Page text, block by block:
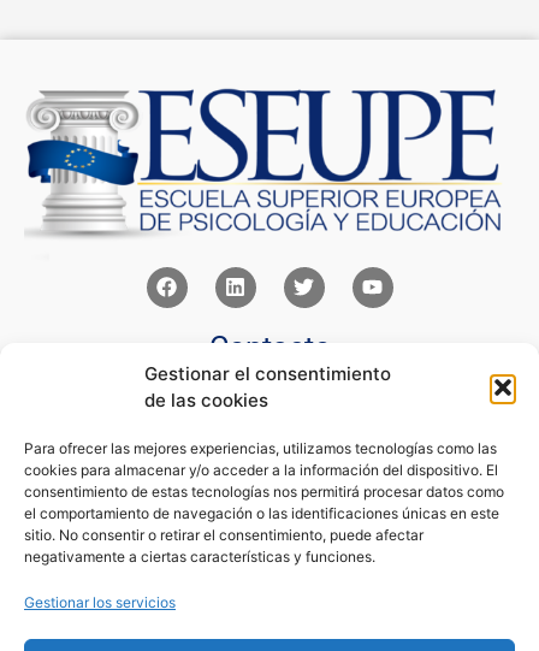
Gestionar el consentimiento
de las cookies
Para ofrecer las mejores experiencias, utilizamos tecnologías como las
cookies para almacenar y/o acceder a la información del dispositivo. El
consentimiento de estas tecnologías nos permitirá procesar datos como
el comportamiento de navegación o las identificaciones únicas en este
sitio. No consentir o retirar el consentimiento, puede afectar
negativamente a ciertas características y funciones.
Gestionar los servicios
Contacto
Av Juan XXIII 15b Pozuelo de Alarcón – Madrid
+34 91 352 77 28
Links
Norlan Digital Marketing Para Psicólogos
Psicólogos Pozuelo
Psicología Para Tod@s